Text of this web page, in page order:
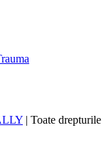
| Toate drepturile